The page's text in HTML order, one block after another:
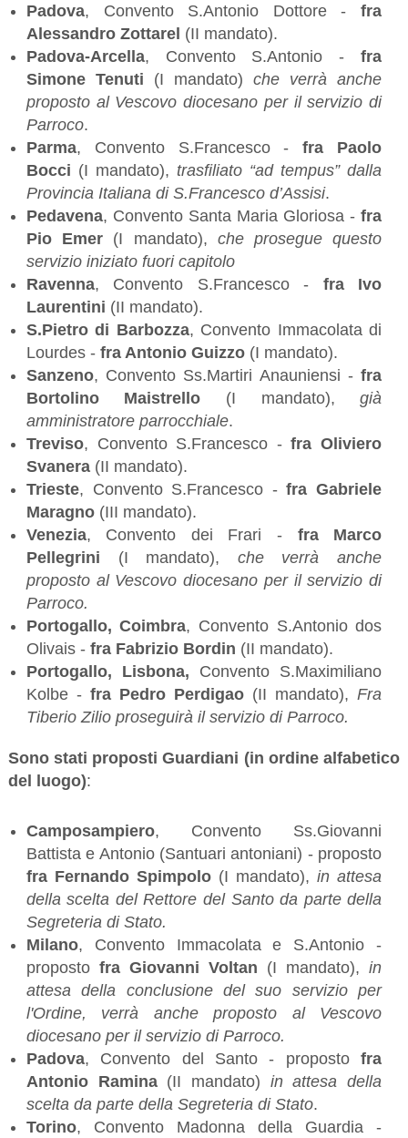
Padova, Convento S.Antonio Dottore -fra
Alessandro Zottarel (II mandato).
Padova-Arcella, Convento S.Antonio -fra
Simone Tenuti (I mandato)che verrà anche
proposto al Vescovo diocesano per il servizio di
Parroco.
Parma, Convento S.Francesco -fra Paolo
Bocci (I mandato), trasfiliato “ad tempus” dalla
Provincia Italiana di S.Francesco d’Assisi.
Pedavena, Convento Santa Maria Gloriosa -fra
Pio Emer (I mandato), che prosegue questo
servizio iniziato fuori capitolo
Ravenna, Convento S.Francesco - fra Ivo
Laurentini (II mandato).
S.Pietro di Barbozza, Convento Immacolata di
Lourdes - fra Antonio Guizzo(I mandato).
Sanzeno, Convento Ss.Martiri Anauniensi -fra
Bortolino Maistrello (I mandato),già
amministratore parrocchiale.
Treviso, Convento S.Francesco -fra Oliviero
Svanera(II mandato).
Trieste, Convento S.Francesco -fra Gabriele
Maragno(III mandato).
Venezia, Convento dei Frari - fra Marco
Pellegrini (I mandato), che verrà anche
proposto al Vescovo diocesano per il servizio di
Parroco.
Portogallo, Coimbra, Convento S.Antonio dos
Olivais - fra Fabrizio Bordin (II mandato).
Portogallo, Lisbona, Convento S.Maximiliano
Kolbe - fra Pedro Perdigao (II mandato),Fra
Tiberio Zilio proseguirà il servizio di Parroco.
Sono stati proposti Guardiani (in ordine alfabetico
del luogo):
Camposampiero, Convento Ss.Giovanni
Battista e Antonio (Santuari antoniani) - proposto
fra Fernando Spimpolo(I mandato),in attesa
della scelta del Rettore del Santo da parte della
Segreteria di Stato.
Milano, Convento Immacolata e S.Antonio -
proposto fra Giovanni Voltan (I mandato),in
attesa della conclusione del suo servizio per
l'Ordine, verrà anche proposto al Vescovo
diocesano per il servizio di Parroco.
Padova, Convento del Santo - propostofra
Antonio Ramina(II mandato) in attesa della
scelta da parte della Segreteria di Stato.
Torino, Convento Madonna della Guardia -